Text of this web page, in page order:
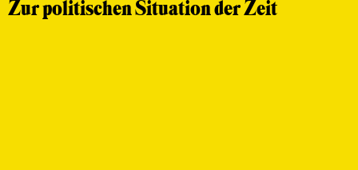
Zur politischen Situation der Zeit